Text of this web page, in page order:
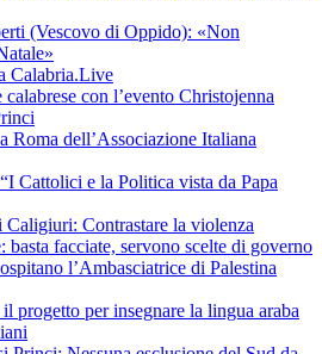
(Vescovo di Oppido): «Non
Calabria.Live
con l’evento Christojenna
Roma dell’Associazione Italiana
Cattolici e la Politica vista da Papa
Contrastare la violenza
basta facciate, servono scelte di governo
l’Ambasciatrice di Palestina
progetto per insegnare la lingua araba